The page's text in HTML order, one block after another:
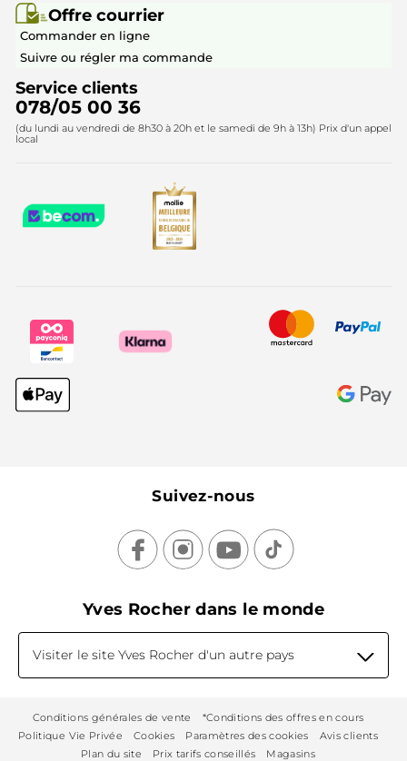
Collection de Noël
Questions & Réponses
Contactez-nous
Devenir franchisé ou gérant
Offre courrier
Commander en ligne
Suivre ou régler ma commande
Service clients
078/05 00 36
(du lundi au vendredi de 8h30 à 20h et le samedi de 9h à 13h) Prix d'un appel
local
Suivez-nous
Yves Rocher dans le monde
Visiter le site Yves Rocher d'un autre pays
Conditions générales de vente
*Conditions des offres en cours
Politique Vie Privée
Cookies Paramètres des cookies
Avis clients
Plan du site
Prix tarifs conseillés Magasins